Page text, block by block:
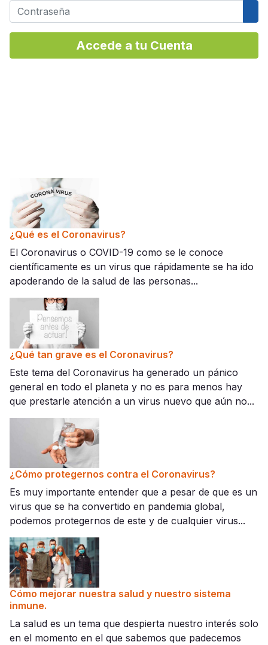
Contraseña
Accede a tu Cuenta
¿Qué es el Coronavirus?
El Coronavirus o COVID-19 como se le conoce
científicamente es un virus que rápidamente se ha ido
apoderando de la salud de las personas...
¿Qué tan grave es el Coronavirus?
Este tema del Coronavirus ha generado un pánico
general en todo el planeta y no es para menos hay
que prestarle atención a un virus nuevo que aún no...
¿Cómo protegernos contra el Coronavirus?
Es muy importante entender que a pesar de que es un
virus que se ha convertido en pandemia global,
podemos protegernos de este y de cualquier virus...
Cómo mejorar nuestra salud y nuestro sistema
inmune.
La salud es un tema que despierta nuestro interés solo
en el momento en el que sabemos que padecemos